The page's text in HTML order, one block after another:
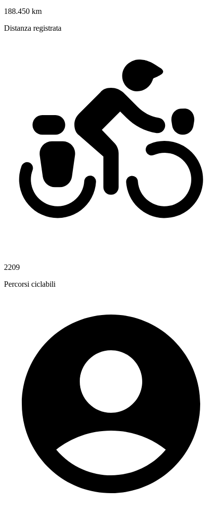
188.450 km
Distanza registrata
2209
Percorsi ciclabili